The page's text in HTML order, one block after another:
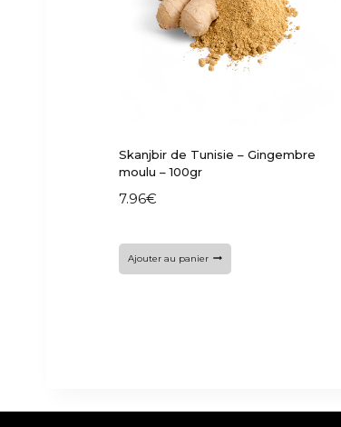
Skanjbir de Tunisie – Gingembre
moulu – 100gr
7.96€
Ajouter au panier